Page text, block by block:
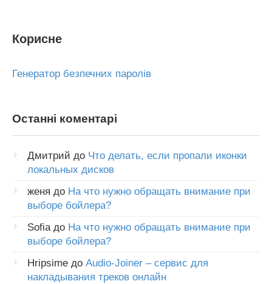
Корисне
Генератор безпечних паролів
Останні коментарі
Дмитрий до Что делать, если пропали иконки
локальных дисков
женя до На что нужно обращать внимание при
выборе бойлера?
Sofiaдо На что нужно обращать внимание при
выборе бойлера?
Hripsime до Audio-Joiner – сервис для
накладывания треков онлайн